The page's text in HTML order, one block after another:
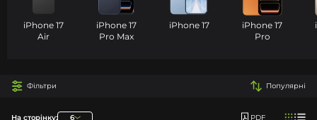
iPhone 17
Air
iPhone 17
Pro Max
iPhone 17
iPhone 17
Pro
На сторінку: 6 PDF
Фільтри Популярні